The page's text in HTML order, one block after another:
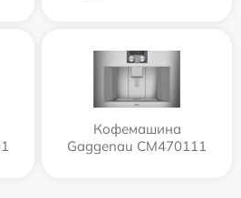
Кофемашина
Gaggenau CM470111